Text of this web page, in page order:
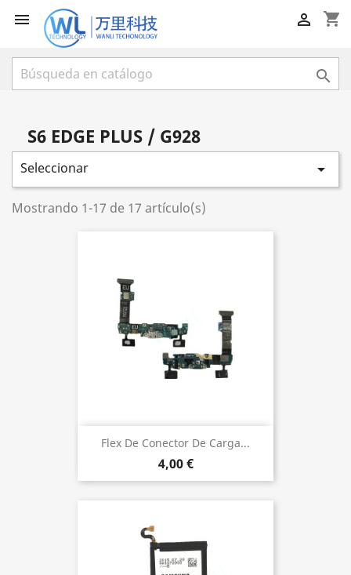
 shopping_cart


S6 EDGE PLUS / G928
Seleccionar 
Mostrando 1-17 de 17 artículo(s)
Flex De Conector De Carga...
4,00 €